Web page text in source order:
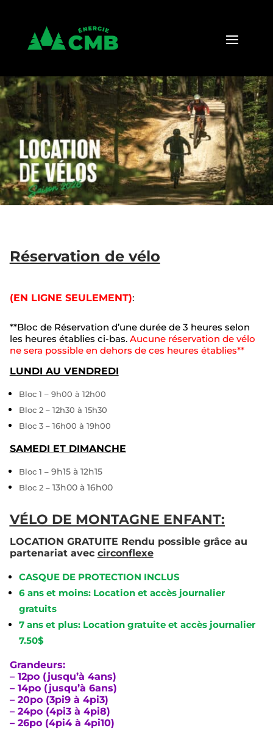
Réservation de vélo
(EN LIGNE SEULEMENT):
**Bloc de Réservation d’une durée de 3 heures selon
les heures établies ci-bas. Aucune réservation de vélo
ne sera possible en dehors de ces heures établies**
LUNDI AU VENDREDI
Bloc 1 – 9h00 à 12h00
Bloc 2 – 12h30 à 15h30
Bloc 3 – 16h00 à 19h00
SAMEDI ET DIMANCHE
Bloc 1 – 9h15 à 12h15
Bloc 2 – 13h00 à 16h00
VÉLO DE MONTAGNE ENFANT:
LOCATION GRATUITE Rendu possible grâce au
partenariat avec circonflexe
CASQUE DE PROTECTION INCLUS
6 ans et moins: Location et accès journalier
gratuits
7 ans et plus: Location gratuite et accès journalier
7.50$
Grandeurs:
– 12po (jusqu’à 4ans)
– 14po (jusqu’à 6ans)
– 20po (3pi9 à 4pi3)
– 24po (4pi3 à 4pi8)
– 26po (4pi4 à 4pi10)